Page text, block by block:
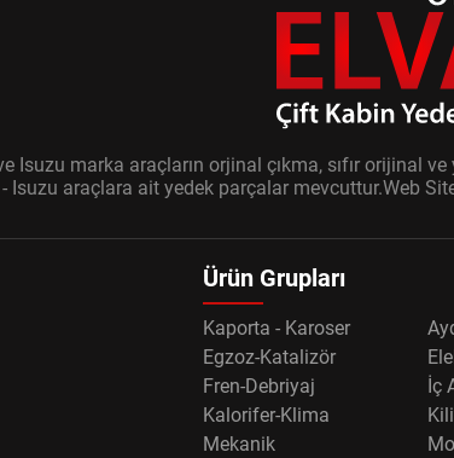
Isuzu marka araçların orjinal çıkma, sıfır orijinal
Isuzu araçlara ait yedek parçalar mevcuttur.Web
Ürün Grupları
Kaporta - Karoser
Egzoz-Katalizör
Fren-Debriyaj
İç
Kalorifer-Klima
Mekanik